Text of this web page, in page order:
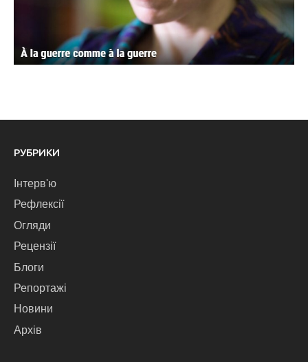
РУБРИКИ
Інтерв'ю
Рефлексії
Огляди
Рецензії
Блоги
Репортажі
Новини
Архів